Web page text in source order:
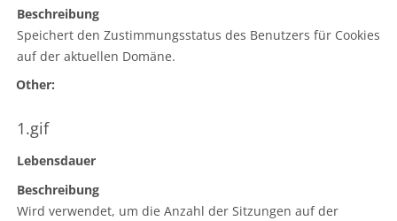
Beschreibung
Speichert den Zustimmungsstatus des Benutzers für Cookies
auf der aktuellen Domäne.
Other:
1.gif
Lebensdauer
Beschreibung
Wird verwendet, um die Anzahl der Sitzungen auf der